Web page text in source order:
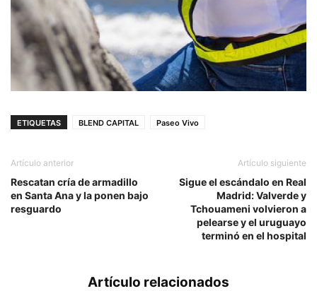
ETIQUETAS BLEND CAPITAL Paseo Vivo
Artículo anterior
Rescatan cría de armadillo
en Santa Ana y la ponen bajo
resguardo
Artículo siguiente
Sigue el escándalo en Real
Madrid: Valverde y
Tchouameni volvieron a
pelearse y el uruguayo
terminó en el hospital
Artículo relacionados